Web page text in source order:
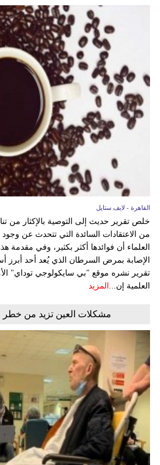
القاهرة - لايف ستايل
خلص تقرير حديث إلى التوصية بالإكثار من
من الاعتقادات السائدة التي تتحدث عن
العلماء أن فوائدها أكثر بكثير، وفي مقدمة
الإصابة بمرض السرطان الذي يُعد أحد أبرز
تقرير نشره موقع "بي سايكولوجي توداي"
العلمية إن... المزيد
مشكلات العين تزيد من خطر